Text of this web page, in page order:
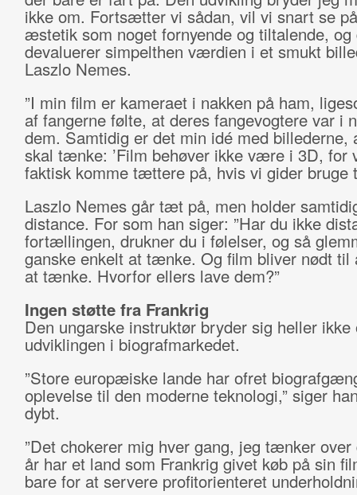
ikke om. Fortsætter vi sådan, vil vi snart se
æstetik som noget fornyende og tiltalende, og
devaluerer simpelthen værdien i et smukt
Laszlo Nemes.
”I min film er kameraet i nakken på ham,
af fangerne følte, at deres fangevogtere var i
dem. Samtidig er det min idé med billederne,
skal tænke: ’Film behøver ikke være i 3D, for
faktisk komme tættere på, hvis vi gider bruge
Laszlo Nemes går tæt på, men holder
distance. For som han siger: ”Har du ikke
fortællingen, drukner du i følelser, og så
ganske enkelt at tænke. Og film bliver nødt til
at tænke. Hvorfor ellers lave dem?”
Ingen støtte fra Frankrig
Den ungarske instruktør bryder sig heller ikke
udviklingen i biografmarkedet.
”Store europæiske lande har ofret
oplevelse til den moderne teknologi,” siger
dybt.
”Det chokerer mig hver gang, jeg tænker over
år har et land som Frankrig givet køb på sin
bare for at servere profitorienteret